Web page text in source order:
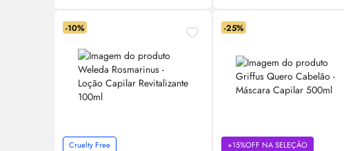
-10%
Cruelty Free
-25%
+15%OFF NA SELEÇÃO